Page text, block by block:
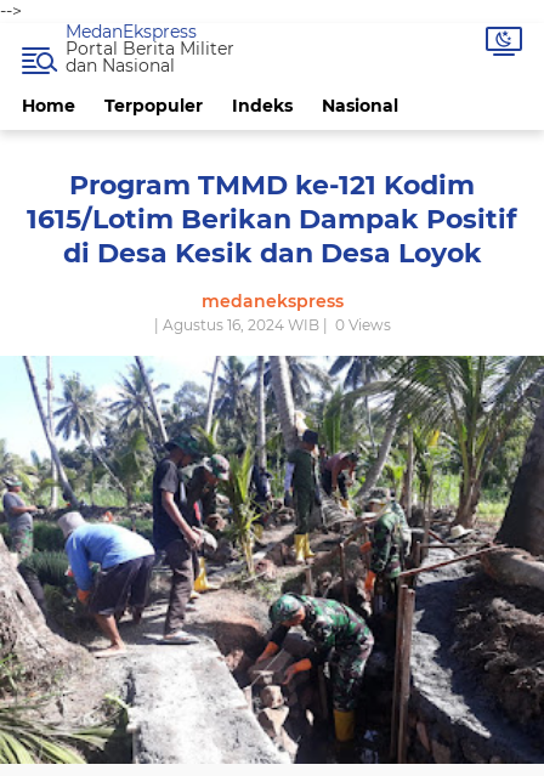
-->
Home Terpopuler Indeks Nasional
MedanEkspress
Portal Berita Militer
dan Nasional
Program TMMD ke-121 Kodim
1615/Lotim Berikan Dampak Positif
di Desa Kesik dan Desa Loyok
medanekspress
| Agustus 16, 2024 WIB | 0Views